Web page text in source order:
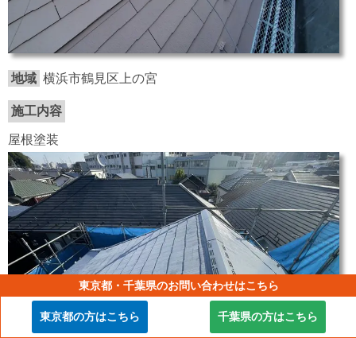
地域 横浜市鶴見区上の宮
施工内容
屋根塗装
東京都・千葉県のお問い合わせはこちら
東京都の方はこちら 千葉県の方はこちら